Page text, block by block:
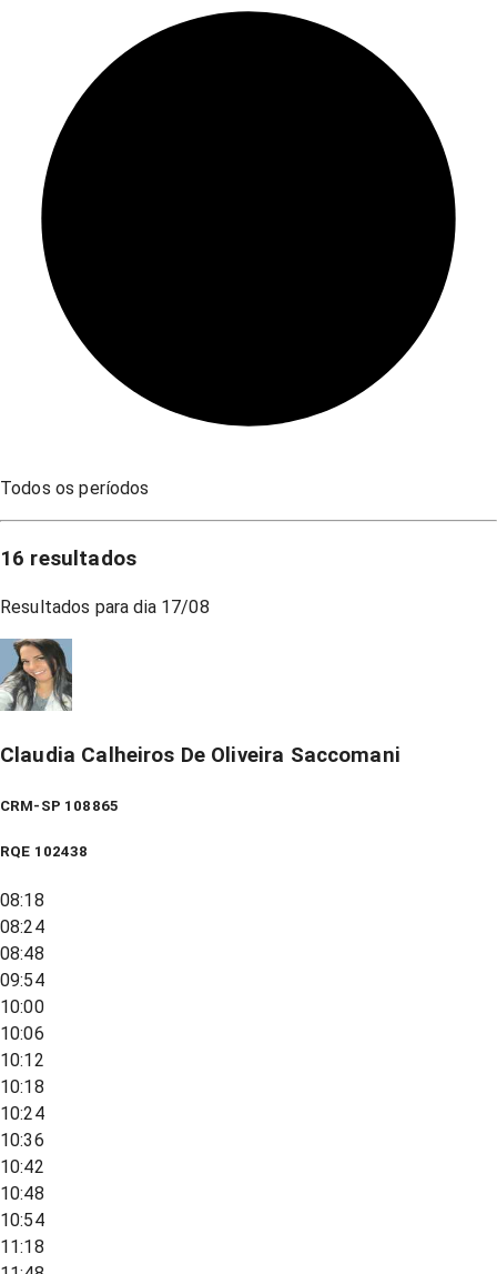
Todos os períodos
16 resultados
Resultados para dia 17/08
Claudia Calheiros De Oliveira Saccomani
CRM-SP 108865
RQE 102438
08:18
08:24
08:48
09:54
10:00
10:06
10:12
10:18
10:24
10:36
10:42
10:48
10:54
11:18